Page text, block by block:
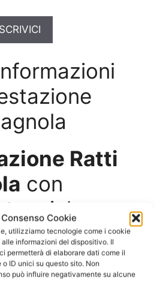
Cookie
utilizziamo tecnologie come i cookie
informazioni del dispositivo. Il
permetterà di elaborare dati come il
ID unici su questo sito. Non
può influire negativamente su alcune
SCRIVICI
Ratti
con
normalmente non solo
in tutti i luoghi